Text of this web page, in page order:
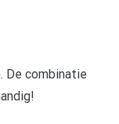
De combinatie